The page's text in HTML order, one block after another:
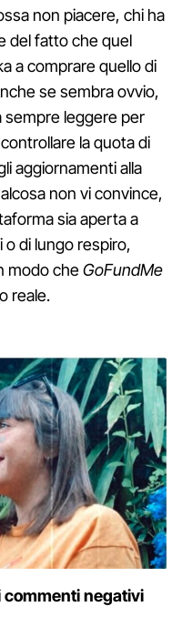
non piacere, chi ha
del fatto che quel
a comprare quello di
se sembra ovvio,
sempre leggere per
la quota di
aggiornamenti alla
non vi convince,
sia aperta a
di lungo respiro,
modo cheGoFundMe
reale.
commenti negativi